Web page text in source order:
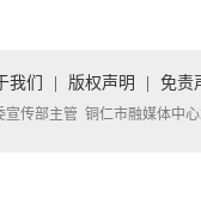
我们 版权声明 免责
传部主管 铜仁市融媒体中心